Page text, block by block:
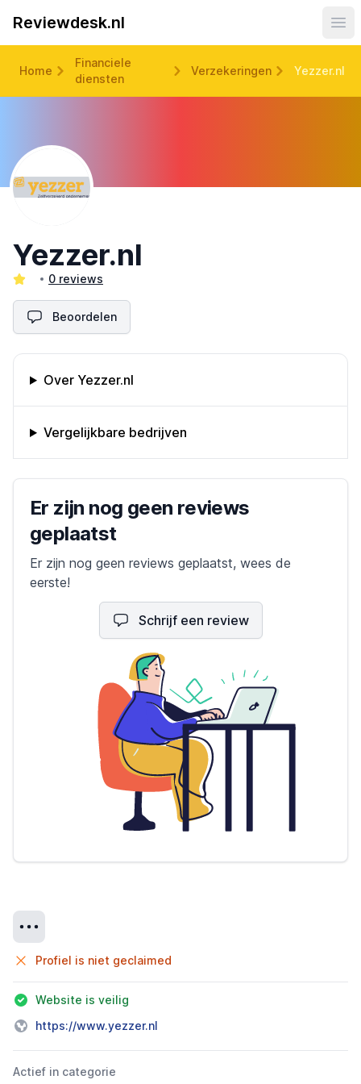
Reviewdesk.nl
Home
Financiele
diensten
Verzekeringen Yezzer.nl
Yezzer.nl
0 reviews
Beoordelen
Omschrijving bedrijf
Over Yezzer.nl
Vergelijkbare bedrijven
Bedrijfs reviews
Er zijn nog geen reviews
geplaatst
Er zijn nog geen reviews geplaatst, wees de
eerste!
Schrijf een review
Profiel is niet geclaimed
Website is veilig
https://www.yezzer.nl
Actief in categorie